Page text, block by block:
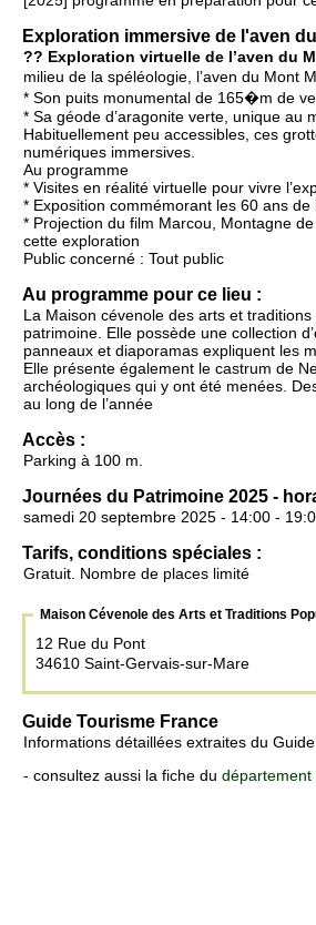
Exploration immersive de l'aven
?? Exploration virtuelle de l’aven du
milieu de la spéléologie, l’aven du Mont
* Son puits monumental de 165�m de
* Sa géode d’aragonite verte, unique au
Habituellement peu accessibles, ces
numériques immersives.
Au programme
* Visites en réalité virtuelle pour vivre
* Exposition commémorant les 60 ans de
* Projection du film Marcou, Montagne
cette exploration
Public concerné : Tout public
Au programme pour ce lieu :
La Maison cévenole des arts et
patrimoine. Elle possède une collection
panneaux et diaporamas expliquent les
Elle présente également le castrum de
archéologiques qui y ont été menées.
au long de l’année
Accès :
Parking à 100 m.
Journées du Patrimoine 2025 -
samedi 20 septembre 2025 - 14:00 -
Tarifs, conditions spéciales :
Gratuit. Nombre de places limité
Maison Cévenole des Arts et Traditions
12 Rue du Pont
34610 Saint-Gervais-sur-Mare
Guide Tourisme France
Informations détaillées extraites du
- consultez aussi la fiche du département